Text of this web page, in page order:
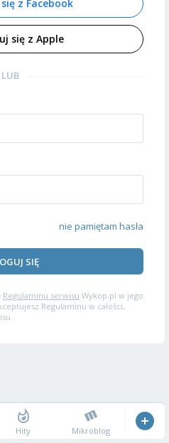
z Facebook
się z Apple
LUB
nie pamiętam hasła
SIĘ
Regulaminu serwisu Wykop.pl w jego
Regulaminu w całości,
Hity Mikroblog